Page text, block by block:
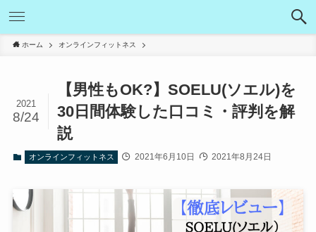
ホーム オンラインフィットネス
【男性もOK?】SOELU(ソエル)を
30日間体験した口コミ・評判を解
説
2021
8/24
オンラインフィットネス 2021年6月10日 2021年8月24日